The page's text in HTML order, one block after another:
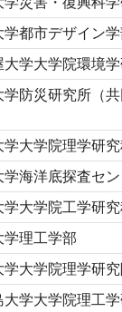
都市デザイン学
学大学院環境
防災研究所（共
大学院理学研
海洋底探査セン
大学院工学研
理工学部
大学院理学研究
学大学院理工学